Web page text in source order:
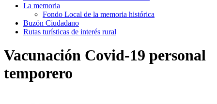
La memoria
Fondo Local de la memoria histórica
Buzón Ciudadano
Rutas turísticas de interés rural
Vacunación Covid-19 personal
temporero